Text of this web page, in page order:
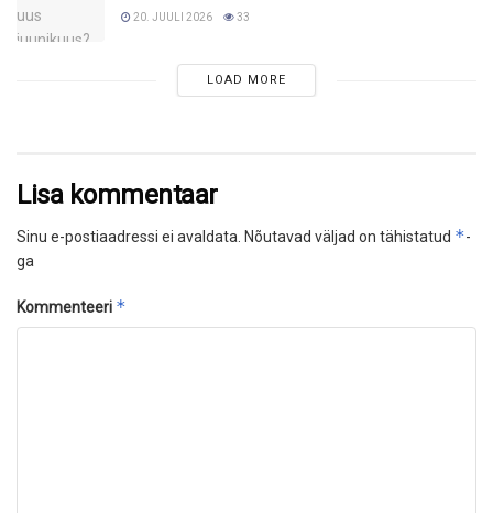
20. JUULI 2026 33
LOAD MORE
Lisa kommentaar
Sinu e-postiaadressi ei avaldata. Nõutavad väljad on tähistatud *-
ga
Kommenteeri *